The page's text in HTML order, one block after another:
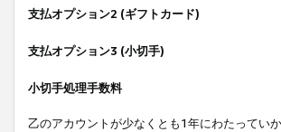
支払オプション2 (ギフトカード)
支払オプション3 (小切手)
小切手処理手数料
乙のアカウントが少なくとも1年にわたってい